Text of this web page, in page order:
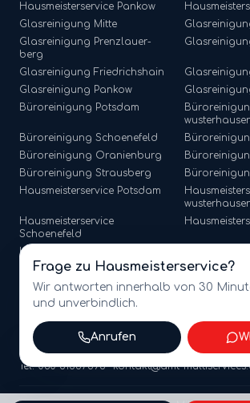
Hausmeisterservice Pankow
Glasreinigung Mitte
Glasreinigung Prenzlauer-
berg
Glasreinigung Friedrichshain
Glasreinigung Pankow
Büroreinigung Potsdam
Büroreinigung Schoenefeld
Büroreinigung Oranienburg
Büroreinigung Strausberg
Hausmeisterservice Potsdam
Hausmeisterservice
Schoenefeld
Hausmeisterservice
Oranienburg
Hausmeisterservice Strausberg
2026
amt multiservices GmbH · Märkische
Zossen · USt-ID: DE341721368
Tel. 030 81867596 · kontakt@amt-
Frage zu Hausmeisterservice?
Wir antworten innerhalb von 30
und unverbindlich.
Anrufen